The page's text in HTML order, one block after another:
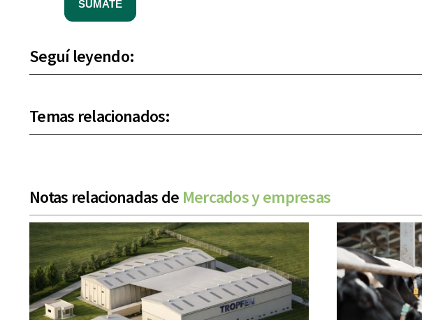
SUMATE
Seguí leyendo:
Temas relacionados:
Notas relacionadas de Mercados y empresas